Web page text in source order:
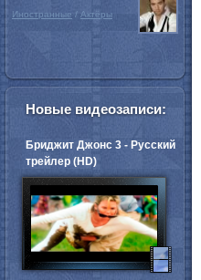
Иностранные / Актёры
Новые видеозаписи:
Бриджит Джонс 3 - Русский
трейлер (HD)